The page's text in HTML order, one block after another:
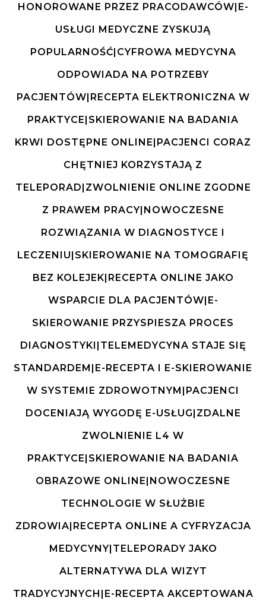
HONOROWANE PRZEZ PRACODAWCÓW|E-
USŁUGI MEDYCZNE ZYSKUJĄ
POPULARNOŚĆ|CYFROWA MEDYCYNA
ODPOWIADA NA POTRZEBY
PACJENTÓW|RECEPTA ELEKTRONICZNA W
PRAKTYCE|SKIEROWANIE NA BADANIA
KRWI DOSTĘPNE ONLINE|PACJENCI CORAZ
CHĘTNIEJ KORZYSTAJĄ Z
TELEPORAD|ZWOLNIENIE ONLINE ZGODNE
Z PRAWEM PRACY|NOWOCZESNE
ROZWIĄZANIA W DIAGNOSTYCE I
LECZENIU|SKIEROWANIE NA TOMOGRAFIĘ
BEZ KOLEJEK|RECEPTA ONLINE JAKO
WSPARCIE DLA PACJENTÓW|E-
SKIEROWANIE PRZYSPIESZA PROCES
DIAGNOSTYKI|TELEMEDYCYNA STAJE SIĘ
STANDARDEM|E-RECEPTA I E-SKIEROWANIE
W SYSTEMIE ZDROWOTNYM|PACJENCI
DOCENIAJĄ WYGODĘ E-USŁUG|ZDALNE
ZWOLNIENIE L4 W
PRAKTYCE|SKIEROWANIE NA BADANIA
OBRAZOWE ONLINE|NOWOCZESNE
TECHNOLOGIE W SŁUŻBIE
ZDROWIA|RECEPTA ONLINE A CYFRYZACJA
MEDYCYNY|TELEPORADY JAKO
ALTERNATYWA DLA WIZYT
TRADYCYJNYCH|E-RECEPTA AKCEPTOWANA